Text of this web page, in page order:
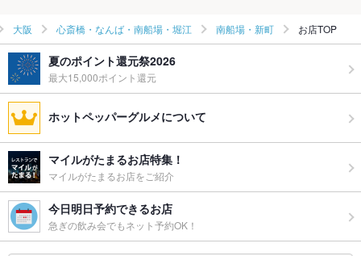
大阪 心斎橋・なんば・南船場・堀江 南船場・新町 お店TOP
夏のポイント還元祭2026
最大15,000ポイント還元
ホットペッパーグルメについて
マイルがたまるお店特集！
マイルがたまるお店をご紹介
今日明日予約できるお店
急ぎの飲み会でもネット予約OK！